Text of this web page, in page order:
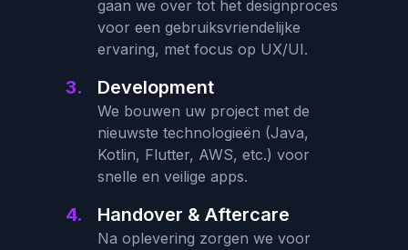
gaan we over tot het designproces
voor een gebruiksvriendelijke
ervaring, met focus op UX/UI.
3. Development
We bouwen uw project met de
nieuwste technologieën (Java,
Kotlin, Flutter, AWS, etc.) voor
snelle en veilige apps.
4. Handover & Aftercare
Na oplevering zorgen we voor